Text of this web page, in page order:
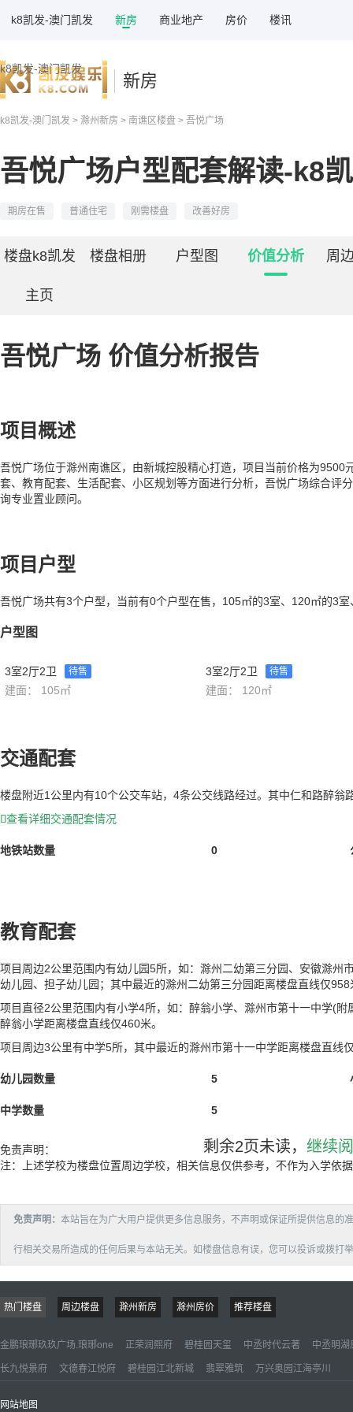
k8凯发-澳门凯发 新房 商业地产 房价 楼讯
k8凯发-澳门凯发
新房
k8凯发-澳门凯发 > 滁州新房 > 南谯区楼盘 > 吾悦广场
吾悦广场户型配套解读-k8
期房在售 普通住宅 刚需楼盘 改善好房
楼盘k8凯发
主页
楼盘相册 户型图 价值分析 周
吾悦广场 价值分析报告
项目概述
吾悦广场位于滁州南谯区，由新城控股精心打造，项目当前价格为9500
套、教育配套、生活配套、小区规划等方面进行分析，吾悦广场综合评
询专业置业顾问。
项目户型
吾悦广场共有3个户型，当前有0个户型在售，105㎡的3室、120㎡的3
户型图
3室2厅2卫 待售
建面： 105㎡
3室2厅2卫 待售
建面： 120㎡
交通配套
楼盘附近1公里内有10个公交车站，4条公交线路经过。其中仁和路醉翁
查看详细交通配套情况
地铁站数量 0
教育配套
项目周边2公里范围内有幼儿园5所，如：滁州二幼第三分园、安徽滁州
幼儿园、担子幼儿园；其中最近的滁州二幼第三分园距离楼盘直线仅958
项目直径2公里范围内有小学4所，如：醉翁小学、滁州市第十一中学(
醉翁小学距离楼盘直线仅460米。
项目周边3公里有中学5所，其中最近的滁州市第十一中学距离楼盘直线
幼儿园数量 5
中学数量 5
免责声明：
注：上述学校为楼盘位置周边学校，相关信息仅供参考，不作为入学依
剩余2页未读， 继续
免责声明： 本站旨在为广大用户提供更多信息服务，不声明或保证所提供信息的
行相关交易所造成的任何后果与本站无关。如楼盘信息有误，您可以投诉或拨打
热门楼盘 周边楼盘 滁州新房 滁州房价 推荐楼盘
金鹏琅琊玖玖广场.琅琊one 正荣润熙府 碧桂园天玺 中丞时代云著 中丞明湖
长九悦景府 文德春江悦府 碧桂园江北新城 翡翠雅筑 万兴奥园江海亭川
网站地图